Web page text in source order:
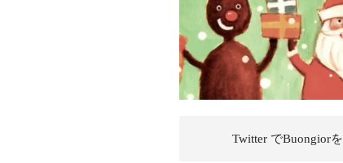
Twitter でBuongiorを